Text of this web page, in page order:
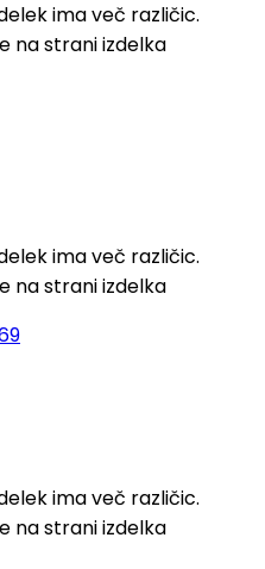
ima več različic.
na strani izdelka
ima več različic.
na strani izdelka
ima več različic.
na strani izdelka